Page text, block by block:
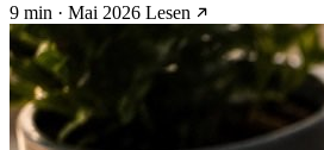
9 min · Mai 2026 Lesen